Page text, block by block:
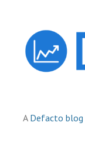
A Defacto blog